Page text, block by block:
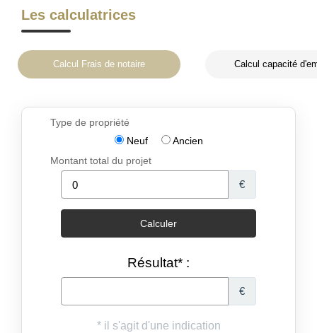
Les calculatrices
Calcul Frais de notaire Calcul capacité